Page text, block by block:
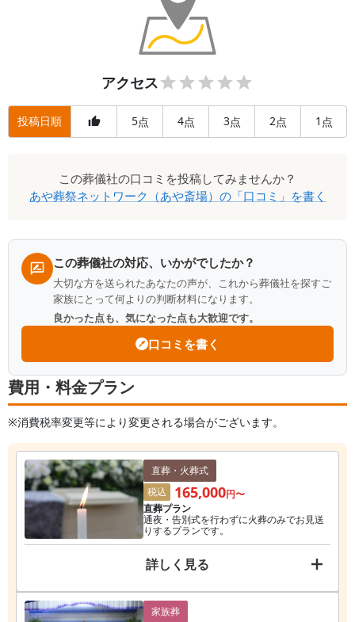
アクセス
投稿日順 5点 4点 3点 2点 1 点
この葬儀社の口コミを投稿してみませんか？
あや葬祭ネットワーク（あや斎場） の「口コミ」を書く
この葬儀社の対応、いかがでしたか？
大切な方を送られたあなたの声が、これから葬儀社を探すご
家族にとって何よりの判断材料になります。
良かった点も、気になった点も大歓迎です。
口コミを書く
費用・料金プラン
※消費税率変更等により変更される場合がございます。
直葬・火葬式
税込
165,000円〜
直葬プラン
通夜・告別式を行わずに火葬のみでお見送
りするプランです。
詳しく見る
家族葬